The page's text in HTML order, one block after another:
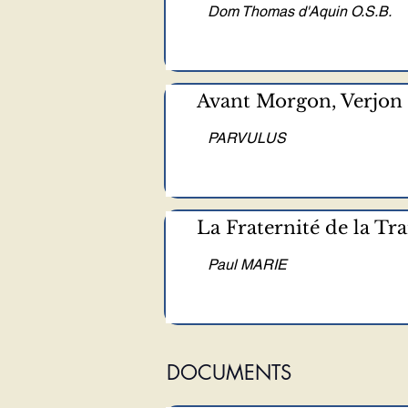
Dom Thomas d'Aquin O.S.B.
Avant Morgon, Verjon
PARVULUS
La Fraternité de la
Paul MARIE
DOCUMENTS